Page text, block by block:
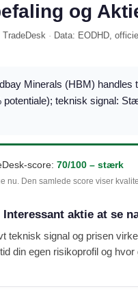
og
· Data: EODHD,
Minerals (HBM) handles
teknisk signal:
score: 70/100 – stærk
nu. Den samlede score viser
aktie at se
teknisk signal og prisen
din egen risikoprofil og hvor